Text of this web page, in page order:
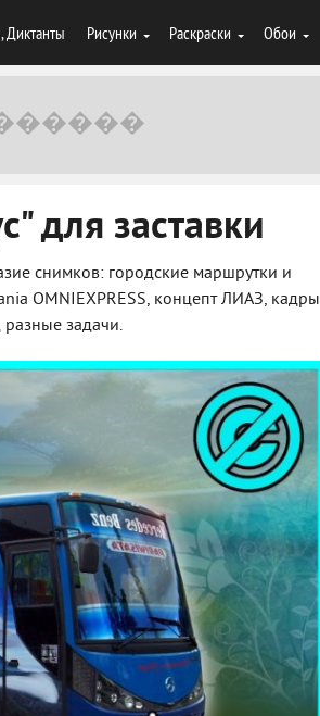
Диктанты Рисунки Раскраски Обои
для заставки
снимков: городские маршрутки и
OMNIEXPRESS, концепт ЛИАЗ, кадры
разные задачи.